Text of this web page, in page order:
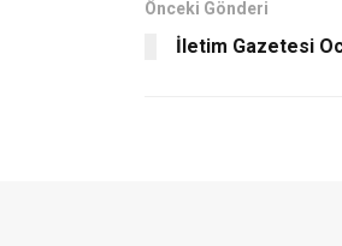
Önceki Gönderi
İletim Gazetesi